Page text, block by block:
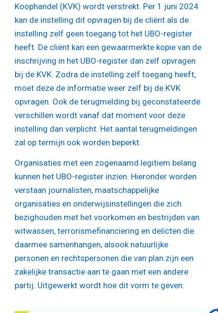
Koophandel (KVK) wordt verstrekt. Per 1 juni 2024
kan de instelling dit opvragen bij de cliënt als de
instelling zelf geen toegang tot het UBO-register
heeft. De cliënt kan een gewaarmerkte kopie van de
inschrijving in het UBO-register dan zelf opvragen
bij de KVK. Zodra de instelling zelf toegang heeft,
moet deze de informatie weer zelf bij de KVK
opvragen. Ook de terugmelding bij geconstateerde
verschillen wordt vanaf dat moment voor deze
instelling dan verplicht. Het aantal terugmeldingen
zal op termijn ook worden beperkt.
Organisaties met een zogenaamd legitiem belang
kunnen het UBO-register inzien. Hieronder worden
verstaan journalisten, maatschappelijke
organisaties en onderwijsinstellingen die zich
bezighouden met het voorkomen en bestrijden van
witwassen, terrorismefinanciering en delicten die
daarmee samenhangen, alsook natuurlijke
personen en rechtspersonen die van plan zijn een
zakelijke transactie aan te gaan met een andere
partij. Uitgewerkt wordt hoe dit vorm te geven.